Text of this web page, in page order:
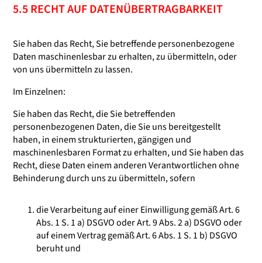
5.5 RECHT AUF DATENÜBERTRAGBARKEIT
Sie haben das Recht, Sie betreffende personenbezogene
Daten maschinenlesbar zu erhalten, zu übermitteln, oder
von uns übermitteln zu lassen.
Im Einzelnen:
Sie haben das Recht, die Sie betreffenden
personenbezogenen Daten, die Sie uns bereitgestellt
haben, in einem strukturierten, gängigen und
maschinenlesbaren Format zu erhalten, und Sie haben das
Recht, diese Daten einem anderen Verantwortlichen ohne
Behinderung durch uns zu übermitteln, sofern
die Verarbeitung auf einer Einwilligung gemäß Art. 6
Abs. 1 S. 1 a) DSGVO oder Art. 9 Abs. 2 a) DSGVO oder
auf einem Vertrag gemäß Art. 6 Abs. 1 S. 1 b) DSGVO
beruht und